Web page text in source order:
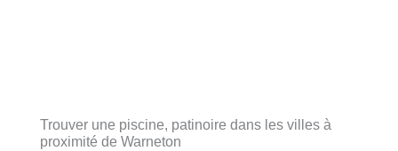
Trouver une piscine, patinoire dans les villes à
proximité de Warneton